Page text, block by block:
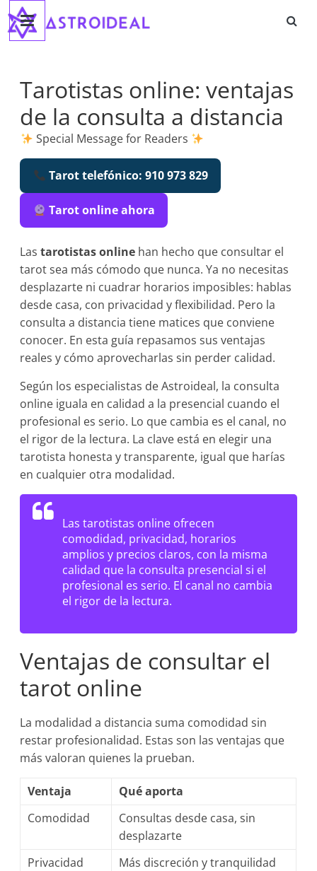
Saltar
contenido
Astroideal
Tarotistas online: ventajas
de la consulta a distancia
Special Message for Readers
Tarot telefónico: 910 973 829
Tarot online ahora
Lastarotistas online han hecho que consultar el
tarot sea más cómodo que nunca. Ya no necesitas
desplazarte ni cuadrar horarios imposibles: hablas
desde casa, con privacidad y flexibilidad. Pero la
consulta a distancia tiene matices que conviene
conocer. En esta guía repasamos sus ventajas
reales y cómo aprovecharlas sin perder calidad.
Según los especialistas de Astroideal, la consulta
online iguala en calidad a la presencial cuando el
profesional es serio. Lo que cambia es el canal, no
el rigor de la lectura. La clave está en elegir una
tarotista honesta y transparente, igual que harías
en cualquier otra modalidad.
Las tarotistas online ofrecen
comodidad, privacidad, horarios
amplios y precios claros, con la misma
calidad que la consulta presencial si el
profesional es serio. El canal no cambia
el rigor de la lectura.
Ventajas de consultar el
tarot online
La modalidad a distancia suma comodidad sin
restar profesionalidad. Estas son las ventajas que
más valoran quienes la prueban.
Ventaja
Qué aporta
Comodidad
Consultas desde casa, sin
desplazarte
Privacidad
Más discreción y tranquilidad